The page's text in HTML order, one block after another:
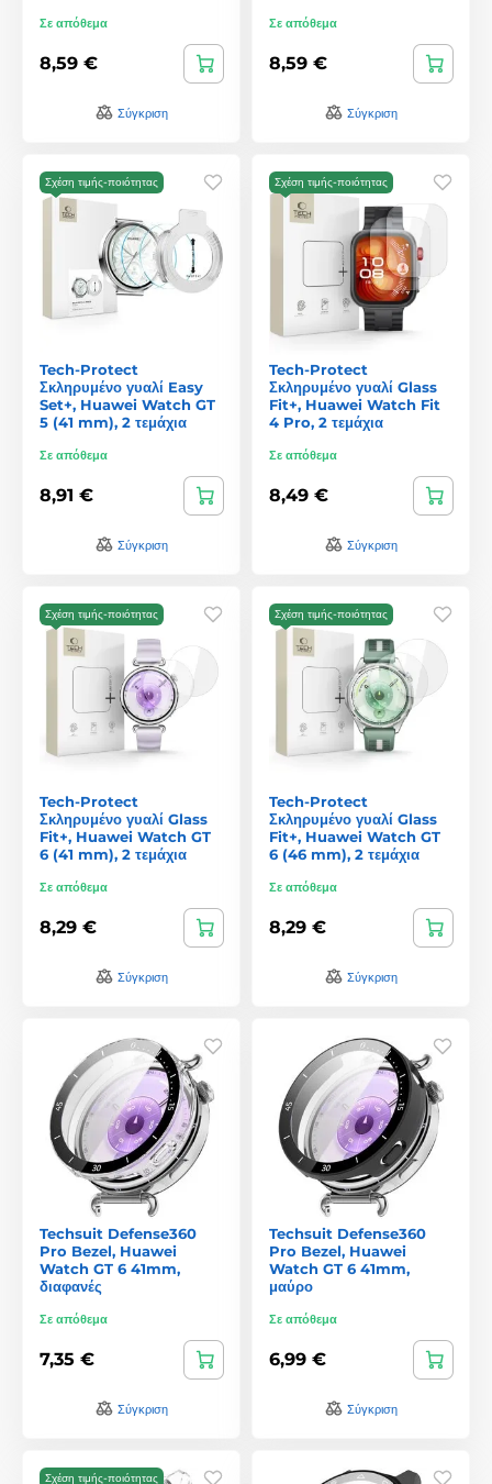
Σε απόθεμα
8,59 €
Σύγκριση
Σε απόθεμα
8,59 €
Σύγκριση
Σχέση τιμής-ποιότητας
Tech-Protect
Σκληρυμένο γυαλί Easy
Set+, Huawei Watch GT
5 (41 mm), 2 τεμάχια
Σε απόθεμα
8,91 €
Σύγκριση
Σχέση τιμής-ποιότητας
Tech-Protect
Σκληρυμένο γυαλί Glass
Fit+, Huawei Watch Fit
4 Pro, 2 τεμάχια
Σε απόθεμα
8,49 €
Σύγκριση
Σχέση τιμής-ποιότητας
Tech-Protect
Σκληρυμένο γυαλί Glass
Fit+, Huawei Watch GT
6 (41 mm), 2 τεμάχια
Σε απόθεμα
8,29 €
Σύγκριση
Σχέση τιμής-ποιότητας
Tech-Protect
Σκληρυμένο γυαλί Glass
Fit+, Huawei Watch GT
6 (46 mm), 2 τεμάχια
Σε απόθεμα
8,29 €
Σύγκριση
Techsuit Defense360
Pro Bezel, Huawei
Watch GT 6 41mm,
διαφανές
Σε απόθεμα
7,35 €
Σύγκριση
Techsuit Defense360
Pro Bezel, Huawei
Watch GT 6 41mm,
μαύρο
Σε απόθεμα
6,99 €
Σύγκριση
Σχέση τιμής-ποιότητας